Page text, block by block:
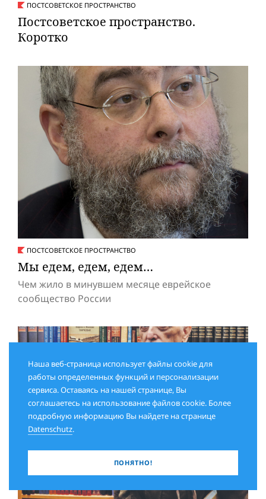
ПОСТСОВЕТСКОЕ ПРОСТРАНСТВО
Постсоветское пространство.
Коротко
ПОСТСОВЕТСКОЕ ПРОСТРАНСТВО
Мы едем, едем, едем…
Чем жило в минувшем месяце еврейское
сообщество России
Наша веб-страница использует файлы cookie для
работы определенных функций и персонализации
сервиса. Оставаясь на нашей странице, Вы
соглашаетесь на использование файлов cookie. Более
подробную информацию Вы найдете на странице
Datenschutz.
ПОНЯТНО!